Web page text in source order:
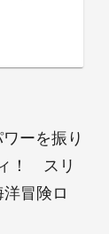
ーを振り
！ スリ
冒険ロ